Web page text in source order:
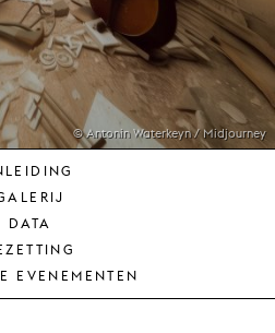
JONG
PUBLIEK
DE
MUNT
ONS
© Antonin Waterkeyn / Midjourney
DATA
EVENEMENTEN